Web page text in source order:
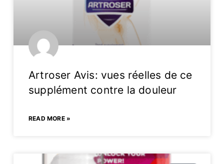
Artroser Avis: vues réelles de ce
supplément contre la douleur
READ MORE »